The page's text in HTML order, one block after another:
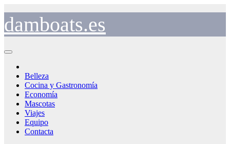
contenido
damboats.es
Belleza
Cocina y Gastronomía
Economía
Mascotas
Viajes
Equipo
Contacta